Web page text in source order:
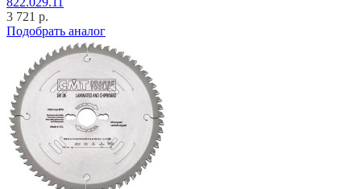
3 721 р.
Подобрать аналог